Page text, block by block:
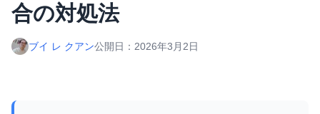
合の対処法
ブイ レ クアン公開日： 2026年3月2日